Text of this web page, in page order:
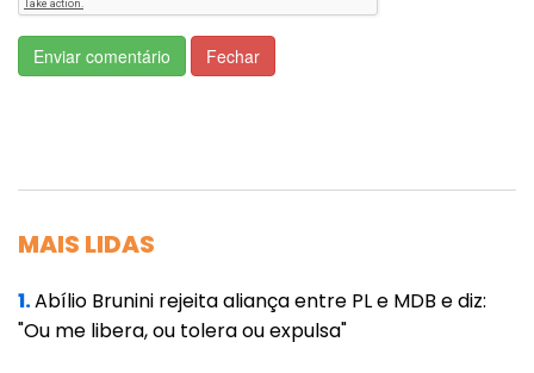
do desgaste interno, ele agradou o
presidente, que publicou a decisão nas redes
a linha que adotava desde a época em que
era juiz do TRF-1 (Tribunal Regional Federal da
União.
Enviar comentário Fechar
MAIS LIDAS
1.Abílio Brunini rejeita aliança entre PL e MDB e diz:
"Ou me libera, ou tolera ou expulsa"